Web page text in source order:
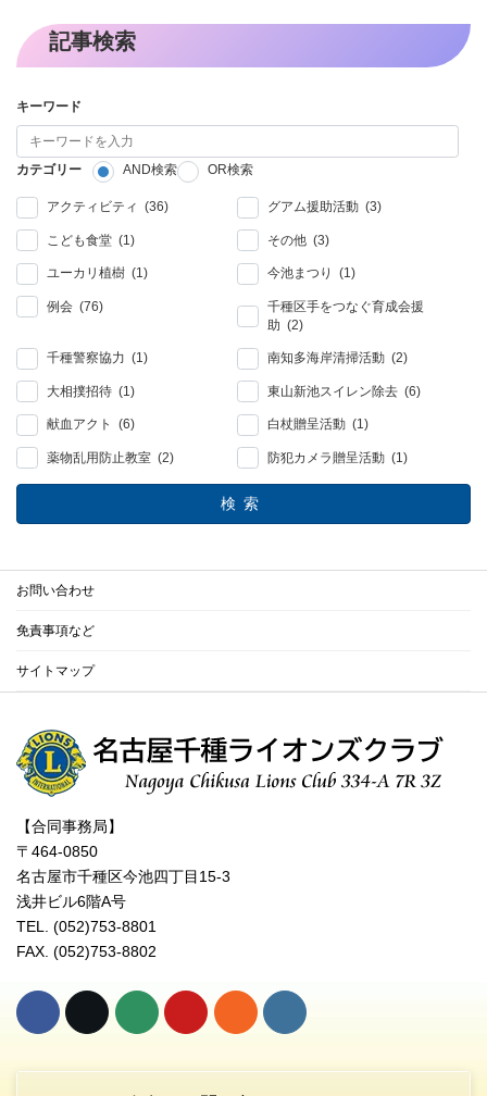
記事検索
キーワード
カテゴリー AND検索 OR検索
アクティビティ (36) グアム援助活動 (3)
こども食堂 (1) その他 (3)
ユーカリ植樹 (1) 今池まつり (1)
例会 (76)
千種区手をつなぐ育成会援
助 (2)
千種警察協力 (1) 南知多海岸清掃活動 (2)
大相撲招待 (1) 東山新池スイレン除去 (6)
献血アクト (6) 白杖贈呈活動 (1)
薬物乱用防止教室 (2) 防犯カメラ贈呈活動 (1)
検索
お問い合わせ
免責事項など
サイトマップ
【合同事務局】
〒464-0850
名古屋市千種区今池四丁目15-3
浅井ビル6階A号
TEL. (052)753-8801
FAX. (052)753-8802